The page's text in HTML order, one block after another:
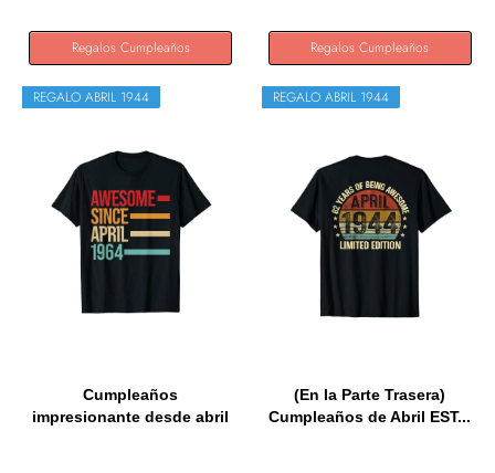
Regalos Cumpleaños Regalos Cumpleaños
REGALO ABRIL 1944
Cumpleaños
impresionante desde abril
REGALO ABRIL 1944
(En la Parte Trasera)
Cumpleaños de Abril EST...